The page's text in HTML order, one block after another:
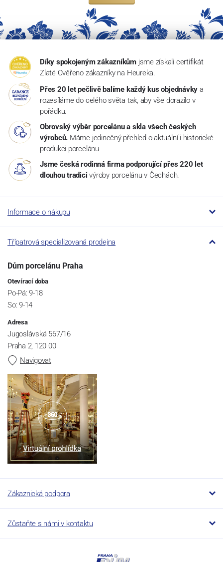
Díky spokojeným zákazníkům jsme získali certifikát
Zlaté Ověřeno zákazníky na Heureka.
Přes 20 let pečlivě balíme každý kus objednávky a
rozesíláme do celého světa tak, aby vše dorazilo v
pořádku.
Obrovský výběr porcelánu a skla všech českých
výrobců. Máme jedinečný přehled o aktuální i historické
produkci porcelánu
Jsme česká rodinná firma podporující přes 220 let
dlouhou tradici výroby porcelánu v Čechách.
Informace o nákupu
Třípatrová specializovaná prodejna
Dům porcelánu Praha
Otevírací doba
Po-Pá: 9-18
So: 9-14
Adresa
Jugoslávská 567/16
Praha 2, 120 00
Navigovat
Zákaznická podpora
Zůstaňte s námi v kontaktu